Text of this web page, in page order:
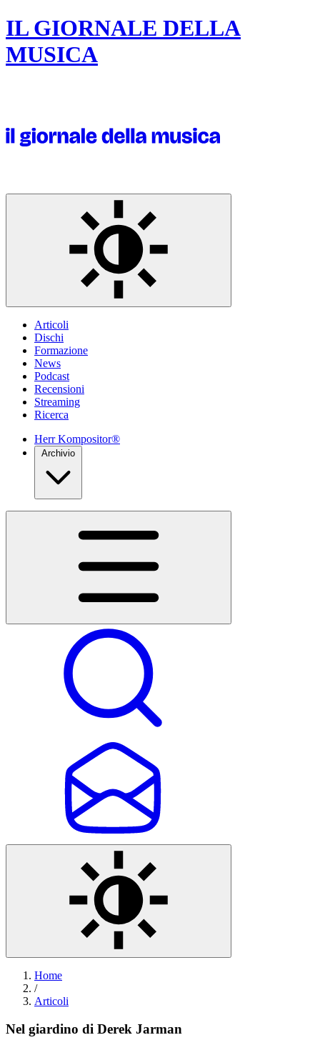
IL GIORNALE DELLA
MUSICA
Articoli
Dischi
Formazione
News
Podcast
Recensioni
Streaming
Ricerca
Herr Kompositor®
Archivio
Home
/
Articoli
Nel giardino di Derek Jarman